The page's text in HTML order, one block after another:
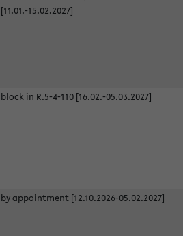
[11.01.-15.02.2027]
block in R.5-4-110 [16.02.-05.03.2027]
by appointment [12.10.2026-05.02.2027]